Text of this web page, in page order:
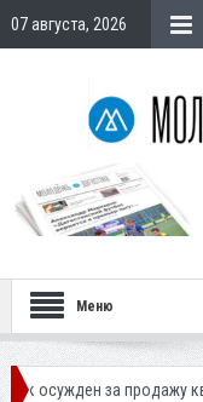
07 августа, 2026
Меню
за продажу квартир